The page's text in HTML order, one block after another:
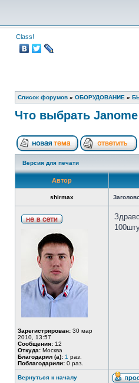
Class!
Список форумов » ОБОРУДОВАНИЕ »
Что выбрать
Версия для печати
Автор
shirmax
Зарегистрирован: 30 мар
2010, 13:57
Сообщения: 12
Откуда: Москва
Благодарил (а): 1 раз.
Поблагодарили: 0 раз.
Вернуться к началу